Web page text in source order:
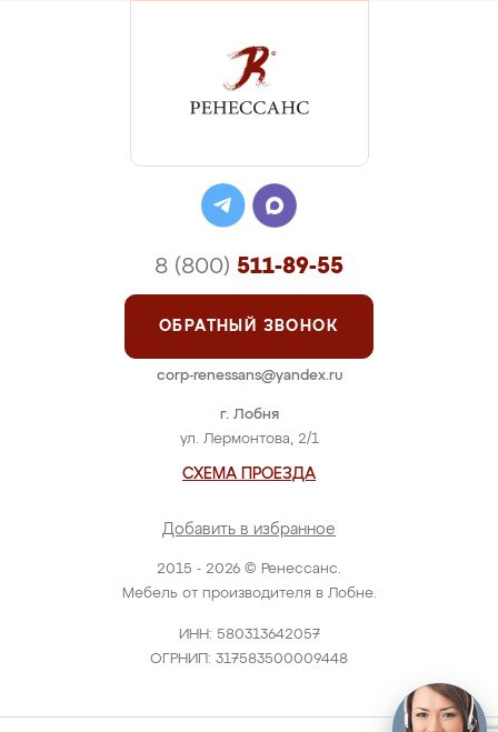
2015 - 2026 © Ренессанс.
Мебель от производителя в Лобне.
ИНН: 580313642057
ОГРНИП: 317583500009448
г. Лобня
ул. Лермонтова, 2/1
СХЕМА ПРОЕЗДА
Добавить в избранное
8 (800) 511-89-55
ОБРАТНЫЙ ЗВОНОК
corp-renessans@yandex.ru